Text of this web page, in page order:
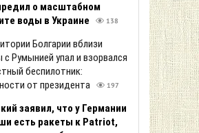
о масштабном
воды в Украине
138
Болгарии вблизи
с Румынией упал и взорвался
беспилотник:
от президента
197
заяв ил, что у Германии
есть ракеты к Patriot,